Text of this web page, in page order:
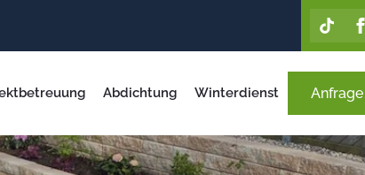
Abdichtung Winterdienst Anfrage